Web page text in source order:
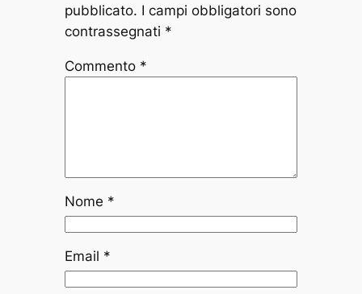
pubblicato. I campi obbligatori sono
contrassegnati *
Commento *
Nome *
Email *